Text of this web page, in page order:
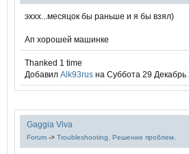
эххх...месяцок бы раньше и я бы взял)
Ап хорошей машинке
Thanked 1 time
Добавил Alk93rus на Суббота 29 Декабрь
Gaggia Viva
Forum -> Troubleshooting. Решение проблем.